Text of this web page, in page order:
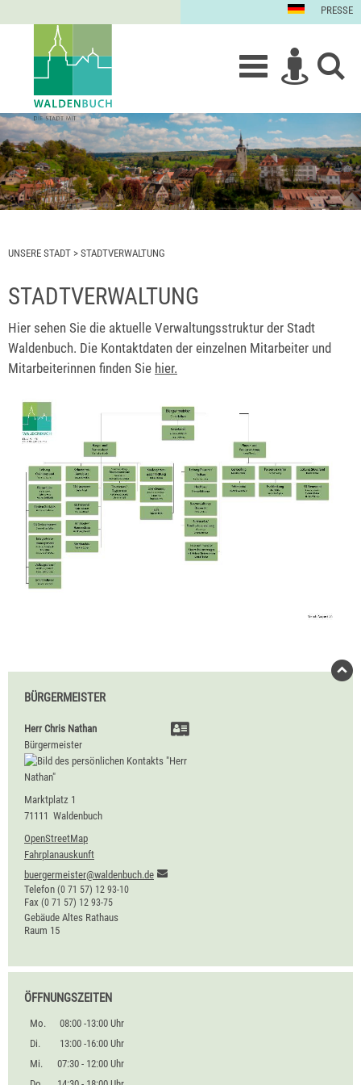
PRESSE
UNSERE STADT > STADTVERWALTUNG
STADTVERWALTUNG
Hier sehen Sie die aktuelle Verwaltungsstruktur der Stadt
Waldenbuch. Die Kontaktdaten der einzelnen Mitarbeiter und
Mitarbeiterinnen finden Sie hier.
BÜRGERMEISTER
Herr Chris Nathan
Bürgermeister
Marktplatz 1
71111 Waldenbuch
OpenStreetMap
Fahrplanauskunft
buergermeister@waldenbuch.de
Telefon (0 71 57) 12 93-10
Fax (0 71 57) 12 93-75
Gebäude Altes Rathaus
Raum 15
ÖFFNUNGSZEITEN
Mo.
08:00 -13:00 Uhr
Di.
13:00 -16:00 Uhr
Mi.
07:30 - 12:00 Uhr